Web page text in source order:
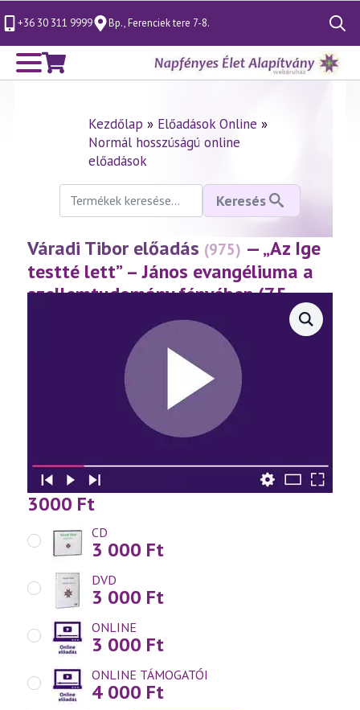
+36 30 311 9999 Bp., Ferenciek tere 7-8.
Search
for:
Kezdőlap » Előadások Online »
Normál hosszúságú online
előadások
Keresés
következőre:
Keresés
Váradi Tibor előadás (975) — „Az Ige
testté lett” – János evangéliuma a
szellemtudomány fényében (75.
(2023.05.06.)
3000 Ft
CD
3 000 Ft
DVD
3 000 Ft
ONLINE
3 000 Ft
ONLINE TÁMOGATÓI
4 000 Ft